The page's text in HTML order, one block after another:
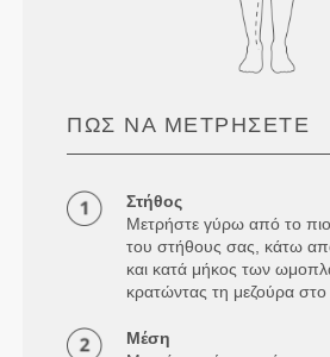
ΠΏΣ ΝΑ ΜΕΤΡΉΣΕΤΕ
Στήθος
Μετρήστε γύρω από το
του στήθους σας, κάτω
και κατά μήκος των
κρατώντας τη μεζούρα στο
Μέση